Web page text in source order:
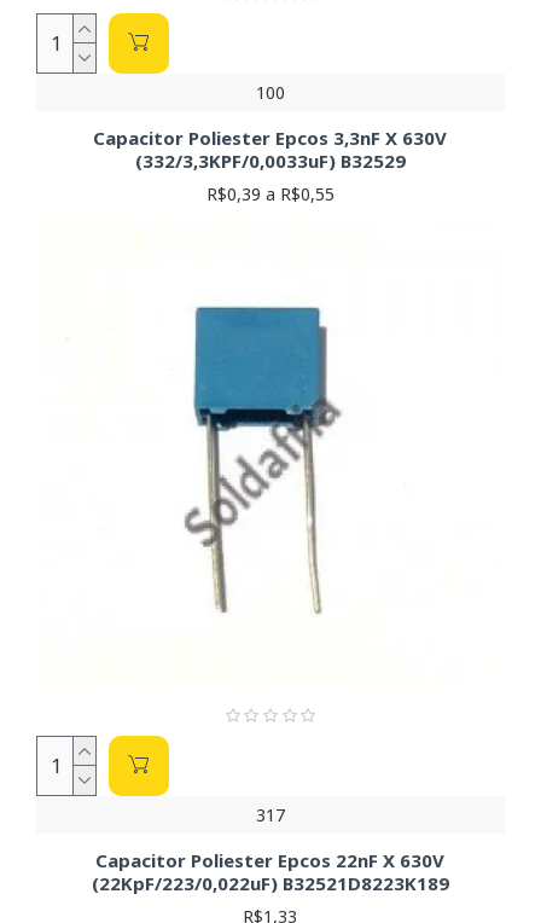
100
Capacitor Poliester Epcos 3,3nF X 630V
(332/3,3KPF/0,0033uF) B32529
R$0,39 a R$0,55
317
Capacitor Poliester Epcos 22nF X 630V
(22KpF/223/0,022uF) B32521D8223K189
R$1,33